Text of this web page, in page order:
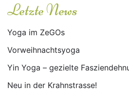
Letzte News
Yoga im ZeGOs
Vorweihnachtsyoga
Yin Yoga – gezielte
Neu in der Krahnstrasse!